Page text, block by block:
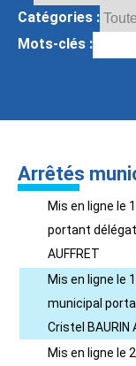
Catégories :
Mots-clés :
Arrêtés
Mis en ligne le
portant
AUFFRET
Mis en ligne le
municipal
Cristel BAURIN
Mis en ligne le